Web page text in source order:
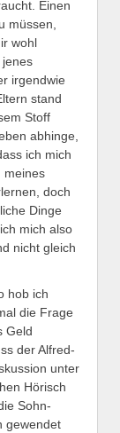
Einen
müssen,
wohl
jenes
irgendwie
stand
Stoff
abhinge,
ich mich
meines
doch
Dinge
mich also
nicht gleich
hob ich
die Frage
Geld
der Alfred-
unter
Hörisch
Sohn-
gewendet